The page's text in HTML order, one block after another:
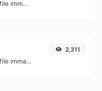
Converti facilmente i file immagine PNG in WEBP.
Converti facilmente i file immagine BMP in PNG.
2,311